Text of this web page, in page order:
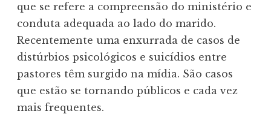
que se refere a compreensão do ministério e
conduta adequada ao lado do marido.
Recentemente uma enxurrada de casos de
distúrbios psicológicos e suicídios entre
pastores têm surgido na mídia. São casos
que estão se tornando públicos e cada vez
mais frequentes.